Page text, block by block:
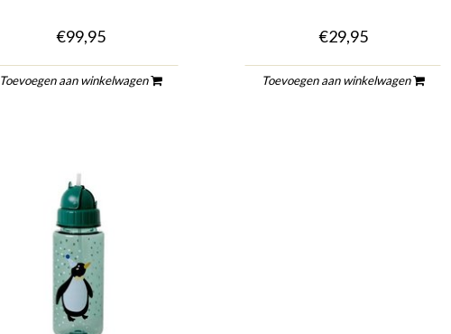
€99,95
Toevoegen aan winkelwagen
€29,95
Toevoegen aan winkelwagen